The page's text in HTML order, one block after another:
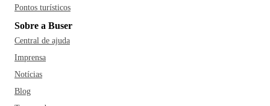
Pontos turísticos
Sobre a Buser
Central de ajuda
Imprensa
Notícias
Blog